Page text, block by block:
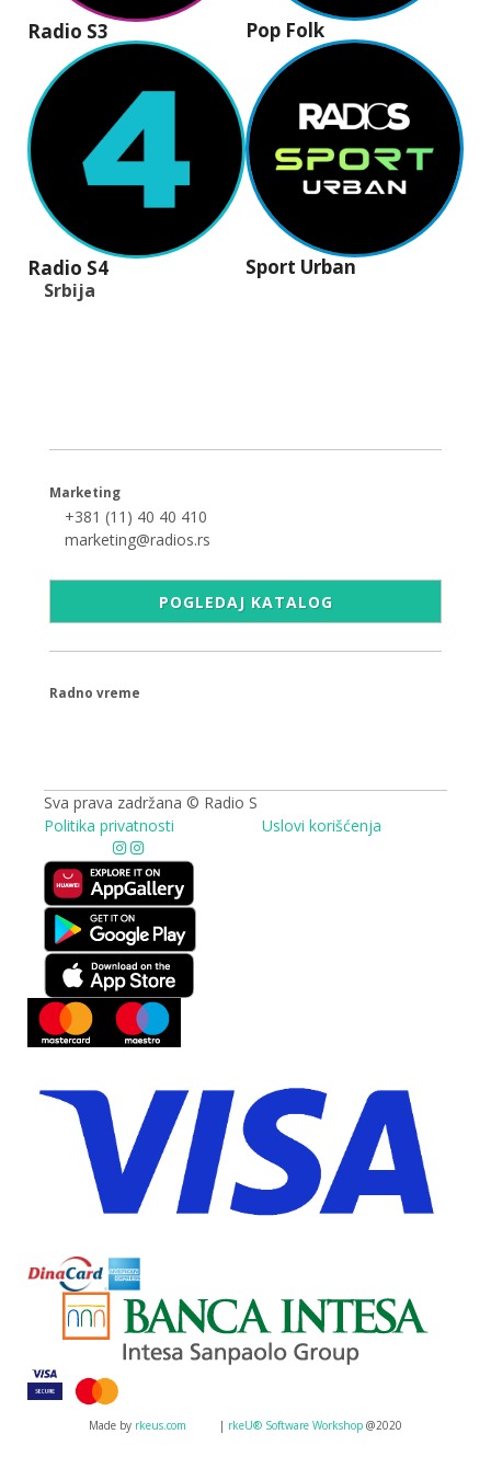
Radio S3
Radio S4
Pop Folk
Sport Urban
Srbija
Marketing
+381 (11) 40 40 410
marketing@radios.rs
POGLEDAJ KATALOG
Radno vreme
Sva prava zadržana © Radio S
Politika privatnosti
Uslovi korišćenja
Made by rkeus.com | rkeU® Software Workshop @2020